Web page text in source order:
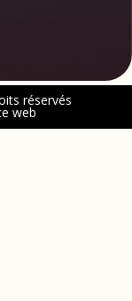
réservés
web